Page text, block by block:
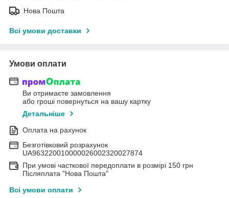
Нова Пошта
Всі умови доставки
Умови оплати
Ви отримаєте замовлення
або гроші повернуться на вашу картку
Детальніше
Оплата на рахунок
Безготівковий розрахунок
UA963220010000026002320027874
При умові часткової передоплати в розмірі 150 грн
Післяплата "Нова Пошта"
Всі умови оплати